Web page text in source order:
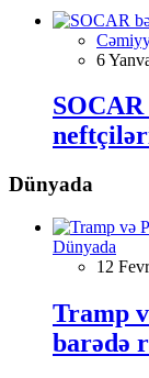
6
Dünyada
Dünyada
12
Tramp
barədə